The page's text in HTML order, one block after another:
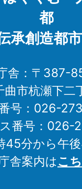
都
承創造都
舎：〒387-
曲市杭瀬下二
号：026-
番号：026-
45分から午
舎案内はこ